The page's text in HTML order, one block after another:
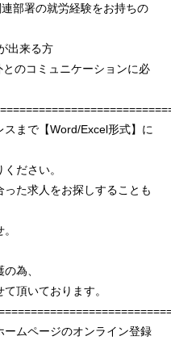
部署の就労経験をお持ちの
出来る方
のコミュニケーションに必
まで【Word/Excel形式】に
ださい。
た求人をお探しすることも
為、
頂いております。
ムページのオンライン登録